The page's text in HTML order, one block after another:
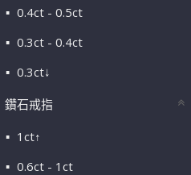
0.4ct - 0.5ct
0.3ct - 0.4ct
0.3ct↓
鑽石戒指
1ct↑
0.6ct - 1ct